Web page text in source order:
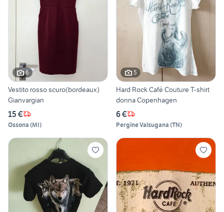
6
Vestito rosso scuro(bordeaux)
Gianvargian
15 €
Ossona (MI)
5
Hard Rock Cafè Couture T-shirt
donna Copenhagen
6 €
Pergine Valsugana (TN)